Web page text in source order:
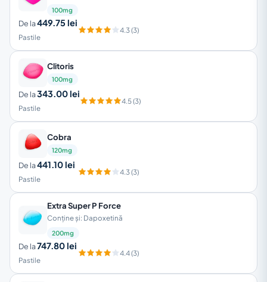
100mg
De la449.75 lei
Pastile
4.3 (3)
Clitoris
100mg
De la343.00 lei
Pastile
4.5 (3)
Cobra
120mg
De la441.10 lei
Pastile
4.3 (3)
Extra Super P Force
Conține și: Dapoxetină
200mg
De la747.80 lei
Pastile
4.4 (3)